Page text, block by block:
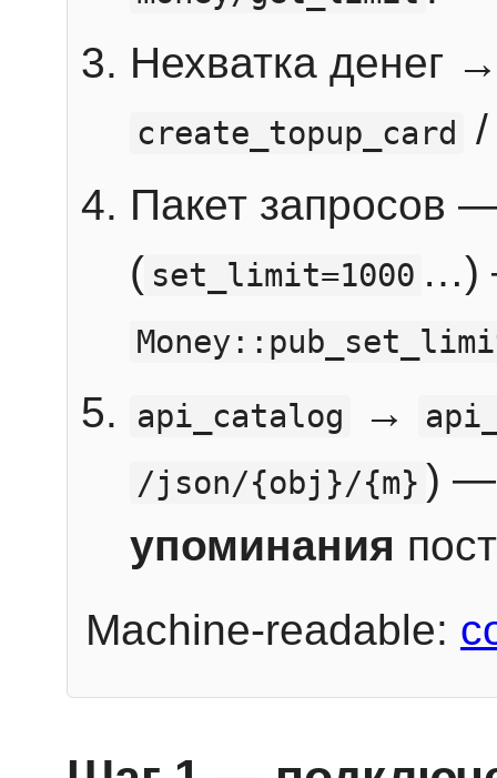
Нехватка денег
create_topup_card
Пакет запросов
( set_limit=1000 …)
api_catalog
→
/json/{obj}/{m} ) —
упоминания
Machine-readable: